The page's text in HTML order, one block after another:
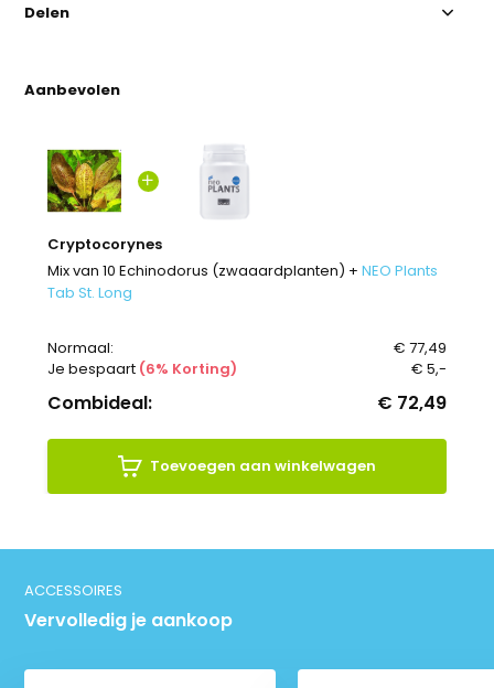
Aanbevolen
Cryptocorynes
Mix van 10 Echinodorus (zwaaardplanten) + NEO Plants
Tab St. Long
Normaal:
€ 77,49
Je bespaart (6% Korting) € 5,-
Combideal: € 72,49
Toevoegen aan winkelwagen
Delen
ACCESSOIRES
Vervolledig je aankoop